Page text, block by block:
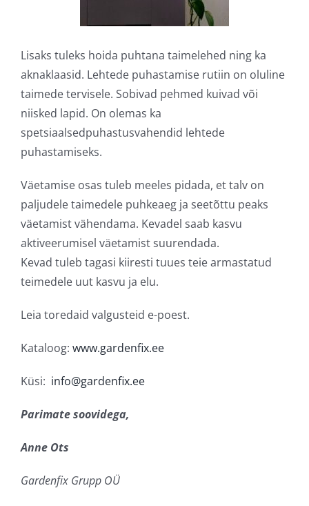
Lisaks tuleks hoida puhtana taimelehed ning ka
aknaklaasid. Lehtede puhastamise rutiin on oluline
taimede tervisele. Sobivad pehmed kuivad või
niisked lapid. On olemas ka
spetsiaalsedpuhastusvahendid lehtede
puhastamiseks.
Väetamise osas tuleb meeles pidada, et talv on
paljudele taimedele puhkeaeg ja seetõttu peaks
väetamist vähendama. Kevadel saab kasvu
aktiveerumisel väetamist suurendada.
Kevad tuleb tagasi kiiresti tuues teie armastatud
teimedele uut kasvu ja elu.
Leia toredaid valgusteid e-poest.
Kataloog: www.gardenfix.ee
Küsi: info@gardenfix.ee
Parimate soovidega,
Anne Ots
Gardenfix Grupp OÜ